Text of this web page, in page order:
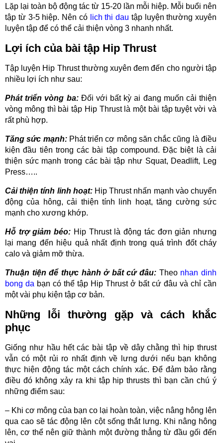
Lặp lại toàn bộ động tác từ 15-20 lần mỗi hiệp. Mỗi buổi nên
tập từ 3-5 hiệp. Nên có lich thi dau tập luyệnthường xuyên
luyện tập để có thể cải thiện vòng 3 nhanh nhất.
Lợi ích của bài tập Hip Thrust
Tập luyện Hip Thrust thường xuyên đem đến cho người tập
nhiều lợi ích như sau:
Phát triển vòng ba: Đối với bất kỳ ai đang muốn cải thiện
vòng mông thì bài tập Hip Thrust là một bài tập tuyệt vời và
rất phù hợp.
Tăng sức mạnh: Phát triển cơ mông săn chắc cũng là điều
kiện đầu tiên trong các bài tập compound. Đặc biệt là cải
thiện sức mạnh trong các bài tập như Squat, Deadlift, Leg
Press…..
Cải thiện tính linh hoạt: Hip Thrust nhấn mạnh vào chuyển
động của hông, cải thiện tính linh hoạt, tăng cường sức
mạnh cho xương khớp.
Hỗ trợ giảm béo: Hip Thrust là động tác đơn giản nhưng
lại mang đến hiệu quả nhất định trong quá trình đốt cháy
calo và giảm mỡ thừa.
Thuận tiện để thực hành ở bất cứ đâu: Theo nhan dinh
bong da bạn có thể tập Hip Thrust ở bất cứ đâu và chỉ cần
một vài phụ kiện tập cơ bản.
Những lỗi thường gặp và cách khắc
phục
Giống như hầu hết các bài tập về dây chằng thì hip thrust
vẫn có một rủi ro nhất định về lưng dưới nếu bạn không
thực hiện động tác một cách chính xác. Để đảm bảo rằng
điều đó không xảy ra khi tập hip thrusts thì bạn cần chú ý
những điểm sau:
– Khi cơ mông của bạn co lại hoàn toàn, việc nâng hông lên
qua cao sẽ tác động lên cột sống thắt lưng. Khi nâng hông
lên, cơ thể nên giữ thành một đường thẳng từ đầu gối đến